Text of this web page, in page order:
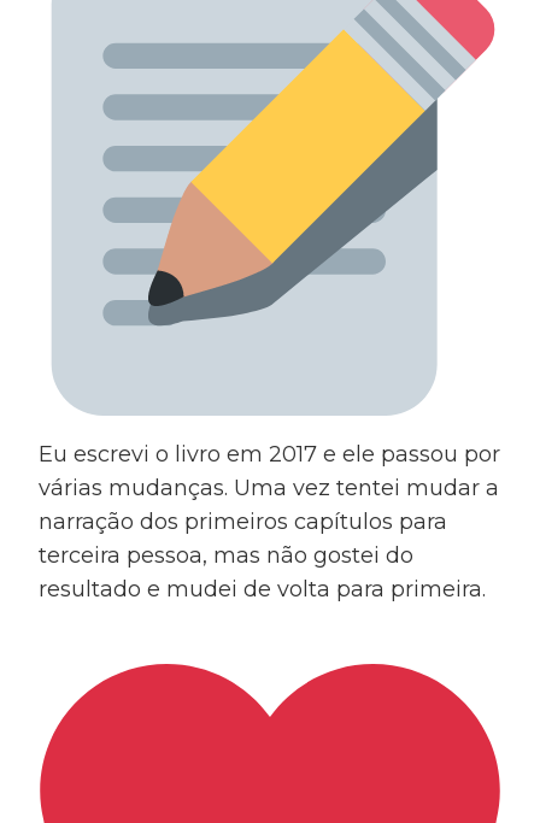
Eu escrevi o livro em 2017 e ele passou por
várias mudanças. Uma vez tentei mudar a
narração dos primeiros capítulos para
terceira pessoa, mas não gostei do
resultado e mudei de volta para primeira.